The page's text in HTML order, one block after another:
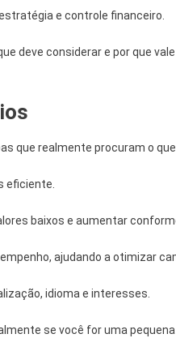
e controle financeiro.
deve considerar e por que
que realmente procuram o
eficiente.
baixos e aumentar
ajudando a otimizar
idioma e interesses.
se você for uma